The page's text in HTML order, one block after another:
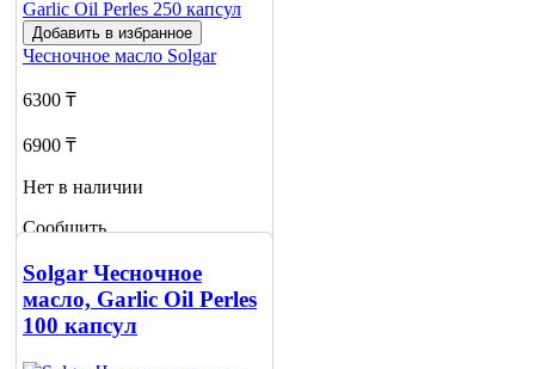
Добавить в избранное
Чесночное масло Solgar
6300 ₸
6900 ₸
Нет в наличии
Сообщить
Solgar Чесночное
масло, Garlic Oil Perles
100 капсул